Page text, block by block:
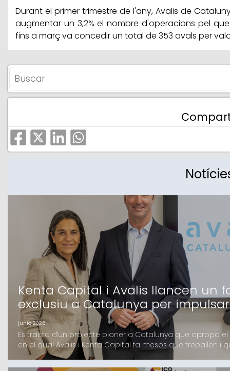
Durant el primer trimestre de l'any, Avalis de
augmentar un 3,2% el nombre d'operacions pel
fins a març va concedir un total de 353 avals per
Kenta Capital i Avalis llancen un
exclusiu a Catalunya per
junio 2026
Es tracta d’un projecte pioner a Catalunya que apropa
en el qual Avalis i Kenta Capital fa mesos que treballen i
d’inversors, tant family offices com institucionals,
finançament de fins a 4 milions d’euros en condicions c